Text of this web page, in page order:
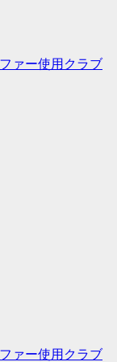
ァー使用クラブ
ァー使用クラブ